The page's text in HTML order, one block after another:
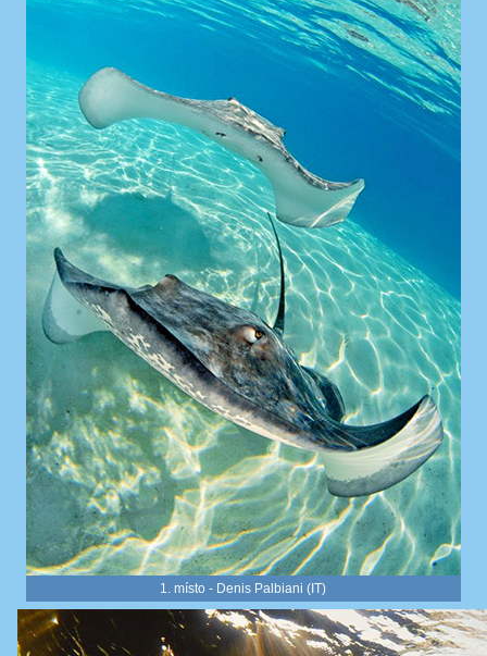
1. místo - Denis Palbiani (IT)